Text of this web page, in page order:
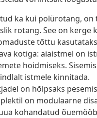
ka kui polürotang,
rotang. See on kerge
tõttu
kotiga: aiaistmel on
hoidmiseks.
istmele kinnitada.
on hõlpsaks
on modulaarne
kohandatud